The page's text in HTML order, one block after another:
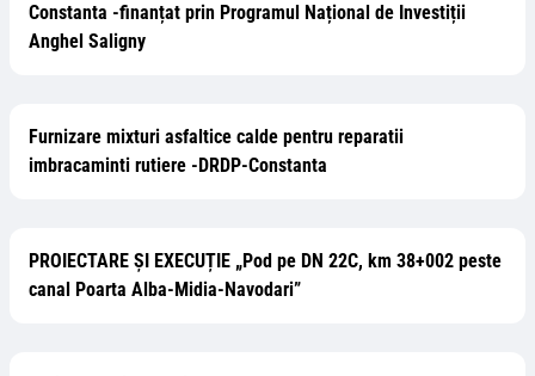
Constanta -finanțat prin Programul Național de Investiții
Anghel Saligny
Furnizare mixturi asfaltice calde pentru reparatii
imbracaminti rutiere -DRDP-Constanta
PROIECTARE ȘI EXECUȚIE „Pod pe DN 22C, km 38+002 peste
canal Poarta Alba-Midia-Navodari”